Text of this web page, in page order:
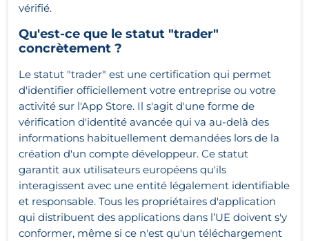
vérifié.
Qu'est-ce que le statut "trader"
concrètement ?
Le statut "trader" est une certification qui permet
d'identifier officiellement votre entreprise ou votre
activité sur l'App Store. Il s'agit d'une forme de
vérification d'identité avancée qui va au-delà des
informations habituellement demandées lors de la
création d'un compte développeur. Ce statut
garantit aux utilisateurs européens qu'ils
interagissent avec une entité légalement identifiable
et responsable. Tous les propriétaires d'application
qui distribuent des applications dans l’UE doivent s'y
conformer, même si ce n'est qu'un téléchargement